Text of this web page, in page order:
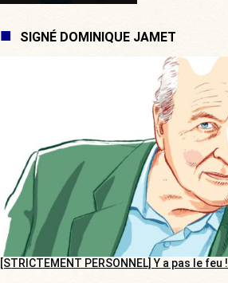
SIGNÉ DOMINIQUE JAMET
[STRICTEMENT PERSONNEL] Y a pas le feu !